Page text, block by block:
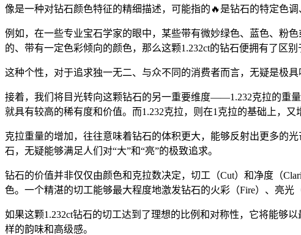
像是一种对钻石颜色特征的精细描述，可能指的🔥是钻石的特定色
例如，在一些专业宝石学家的眼中，某些带有微妙绿色、蓝色、粉
的、带有一定色彩倾向的颜色，那么这颗1.232ct的钻石便拥有了区别
这种个性，对于追求独一无二、与众不同的消费者而言，无疑是极具
接着，我们将目光转向这颗钻石的另一重要维度——1.232克拉的重
就具有较高的稀有度和价值。而1.232克拉，则在1克拉的基础上，又
克拉重量的增加，往往意味着钻石的体积更大，能够反射出更多的
石，无疑能够满足人们对“大”和“亮”的极致追求。
钻石的价值并非仅仅由颜色和克拉数决定，切工（Cut）和净度（
色。一个精湛的切工能够最大程度地激发钻石的火彩（Fire）、亮光
如果这颗1.232ct钻石的切工达到了理想的比例和对称性，它将能够
样的韵味和高级感。